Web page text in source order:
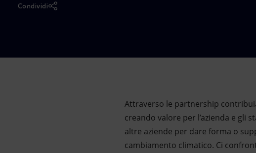
Market Abuse
Condividi
Attraverso le partnership
creando valore per l’azienda e gli
altre aziende per dare forma o
cambiamento climatico. Ci